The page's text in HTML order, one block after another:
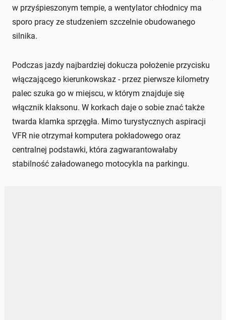
w przyśpieszonym tempie, a wentylator chłodnicy ma
sporo pracy ze studzeniem szczelnie obudowanego
silnika.
Podczas jazdy najbardziej dokucza położenie przycisku
włączającego kierunkowskaz - przez pierwsze kilometry
palec szuka go w miejscu, w którym znajduje się
włącznik klaksonu. W korkach daje o sobie znać także
twarda klamka sprzęgła. Mimo turystycznych aspiracji
VFR nie otrzymał komputera pokładowego oraz
centralnej podstawki, która zagwarantowałaby
stabilność załadowanego motocykla na parkingu.